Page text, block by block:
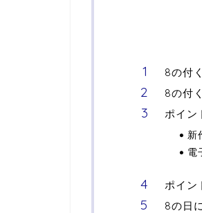
8の付
8の付
ポイン
新
電
ポイン
8の日